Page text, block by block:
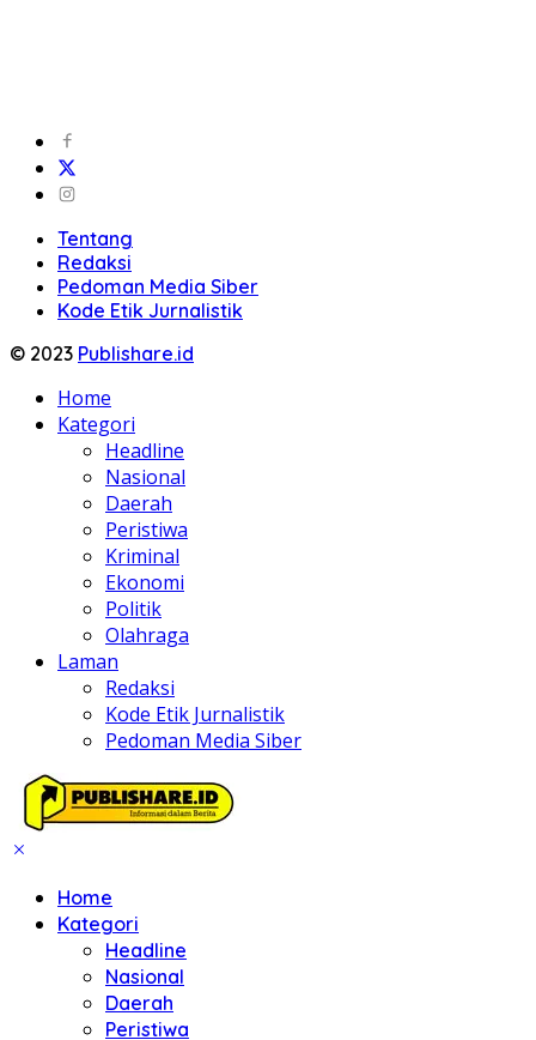
Tentang
Redaksi
Pedoman Media Siber
Kode Etik Jurnalistik
© 2023 Publishare.id
Home
Kategori
Headline
Nasional
Daerah
Peristiwa
Kriminal
Ekonomi
Politik
Olahraga
Laman
Redaksi
Kode Etik Jurnalistik
Pedoman Media Siber
Home
Kategori
Headline
Nasional
Daerah
Peristiwa